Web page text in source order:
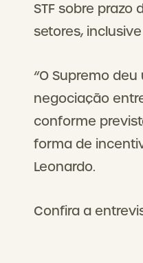
STF sobre
setores,
“O Supremo
negociação
conforme
forma de
Leonardo.
Confira a